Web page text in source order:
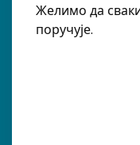
Желимо да
поручује.